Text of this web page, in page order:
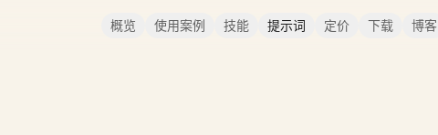
概览 使用案例 技能 提示词 定价 下载 博客